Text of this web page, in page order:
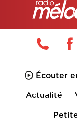
Écouter
Actualité